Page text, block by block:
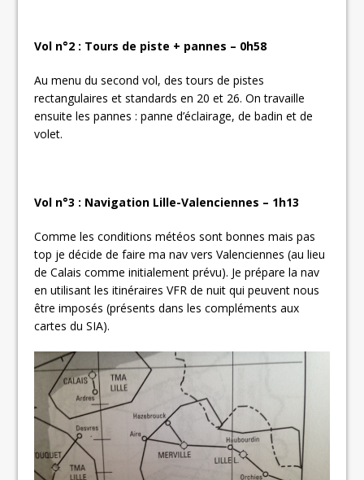
Vol n°2 : Tours de piste + pannes – 0h58
Au menu du second vol, des tours de pistes
rectangulaires et standards en 20 et 26. On travaille
ensuite les pannes : panne d’éclairage, de badin et de
volet.
Vol n°3 : Navigation Lille-Valenciennes – 1h13
Comme les conditions météos sont bonnes mais pas
top je décide de faire ma nav vers Valenciennes (au lieu
de Calais comme initialement prévu). Je prépare la nav
en utilisant les itinéraires VFR de nuit qui peuvent nous
être imposés (présents dans les compléments aux
cartes du SIA).